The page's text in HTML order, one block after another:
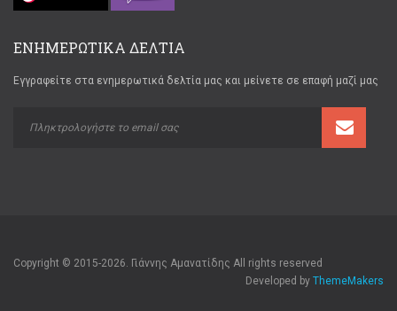
ΕΝΗΜΕΡΩΤΙΚΑ ΔΕΛΤΙΑ
Εγγραφείτε στα ενημερωτικά δελτία μας και μείνετε σε επαφή μαζί μας
Copyright © 2015-2026. Γιάννης Αμανατίδης All rights reserved
Developed by ThemeMakers